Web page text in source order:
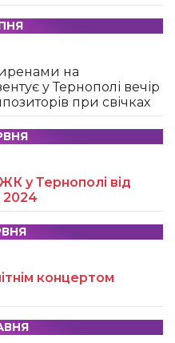
на
у Тернополі вечір
при свічках
у Тернополі від
2024
концертом